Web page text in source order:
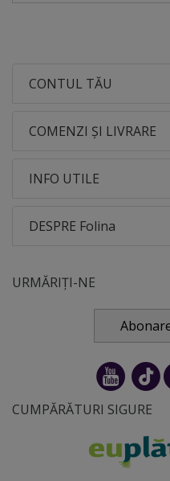
CONTUL TĂU
COMENZI ȘI LIVRARE
INFO UTILE
DESPRE Folina
URMĂRIȚI-NE
CUMPĂRĂTURI SIGURE